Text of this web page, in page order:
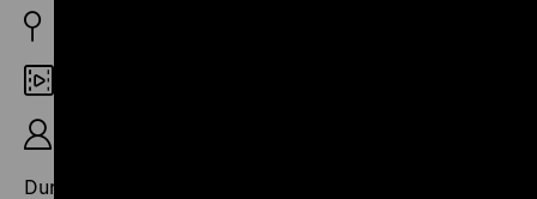
Durch eine groß angelegte, allerdings nicht immer